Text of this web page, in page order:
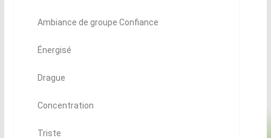
Ambiance de groupe Confiance
Énergisé
Drague
Concentration
Triste